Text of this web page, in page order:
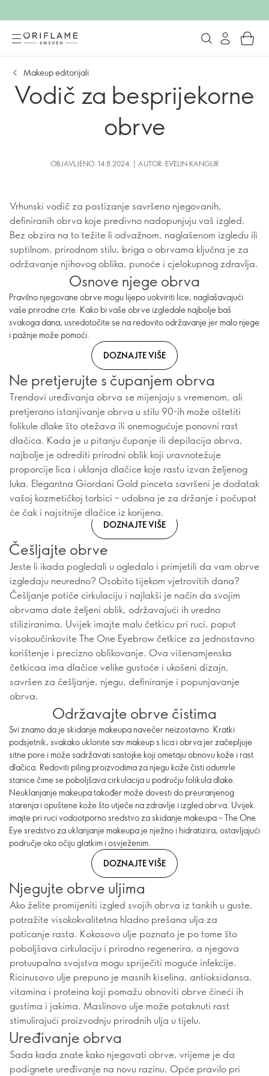
Makeup editorijali
Vodič za besprijekorne
obrve
OBJAVLJENO: 14.8.2024. | AUTOR: EVELIN KANGUR
Vrhunski vodič za postizanje savršeno njegovanih,
definiranih obrva koje predivno nadopunjuju vaš izgled.
Bez obzira na to težite li odvažnom, naglašenom izgledu ili
suptilnom, prirodnom stilu, briga o obrvama ključna je za
održavanje njihovog oblika, punoće i cjelokupnog zdravlja.
Osnove njege obrva
Pravilno njegovane obrve mogu lijepo uokviriti lice, naglašavajući
vaše prirodne crte. Kako bi vaše obrve izgledale najbolje baš
svakoga dana, usredotočite se na redovito održavanje jer malo njege
i pažnje može pomoći.
DOZNAJTE VIŠE
Ne pretjerujte s čupanjem obrva
Trendovi uređivanja obrva se mijenjaju s vremenom, ali
pretjerano istanjivanje obrva u stilu 90-ih može oštetiti
folikule dlake što otežava ili onemogućuje ponovni rast
dlačica. Kada je u pitanju čupanje ili depilacija obrva,
najbolje je odrediti prirodni oblik koji uravnotežuje
proporcije lica i uklanja dlačice koje rastu izvan željenog
luka. Elegantna Giordani Gold pinceta savršeni je dodatak
vašoj kozmetičkoj torbici – udobna je za držanje i počupat
će čak i najsitnije dlačice iz korijena.
DOZNAJTE VIŠE
Češljajte obrve
Jeste li ikada pogledali u ogledalo i primjetili da vam obrve
izgledaju neuredno? Osobito tijekom vjetrovitih dana?
Češljanje potiče cirkulaciju i najlakši je način da svojim
obrvama date željeni oblik, održavajući ih uredno
stiliziranima. Uvijek imajte malu četkicu pri ruci, poput
visokoučinkovite The One Eyebrow četkice za jednostavno
korištenje i precizno oblikovanje. Ova višenamjenska
četkicaa ima dlačice velike gustoće i ukošeni dizajn,
savršen za češljanje, njegu, definiranje i popunjavanje
obrva.
Održavajte obrve čistima
Svi znamo da je skidanje makeupa navečer neizostavno. Kratki
podsjetnik, svakako uklonite sav makeup s lica i obrva jer začepljuje
sitne pore i može sadržavati sastojke koji ometaju obnovu kože i rast
dlačica. Redoviti piling proizvodima za njegu kože čisti odumrle
stanice čime se poboljšava cirkulacija u području folikula dlake.
Neuklanjanje makeupa također može dovesti do preuranjenog
starenja i opuštene kože što utječe na zdravlje i izgled obrva. Uvijek
imajte pri ruci vodootporno sredstvo za skidanje makeupa – The One
Eye sredstvo za uklanjanje makeupa je nježno i hidratizira, ostavljajući
područje oko očiju glatkim i osvježenim.
DOZNAJTE VIŠE
Njegujte obrve uljima
Ako želite promijeniti izgled svojih obrva iz tankih u guste,
potražite visokokvalitetna hladno prešana ulja za
poticanje rasta. Kokosovo ulje poznato je po tome što
poboljšava cirkulaciju i prirodno regenerira, a njegova
protuupalna svojstva mogu spriječiti moguće infekcije.
Ricinusovo ulje prepuno je masnih kiselina, antioksidansa,
vitamina i proteina koji pomažu obnoviti obrve čineći ih
gustima i jakima. Maslinovo ulje može potaknuti rast
stimulirajući proizvodnju prirodnih ulja u tijelu.
Uređivanje obrva
Sada kada znate kako njegovati obrve, vrijeme je da
podignete uređivanje na novu razinu. Opće pravilo pri